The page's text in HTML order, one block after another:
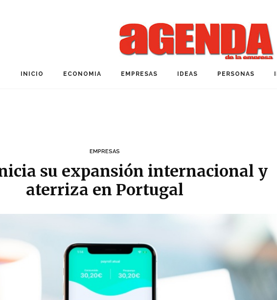
INICIO ECONOMIA EMPRESAS IDEAS PERSONAS
EMPRESAS
su expansión internacional y
aterriza en Portugal